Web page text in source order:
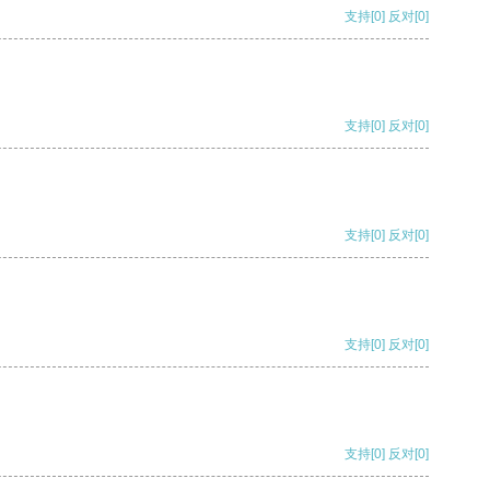
支持[0] 反对[0]
支持[0] 反对[0]
支持[0] 反对[0]
支持[0] 反对[0]
支持[0] 反对[0]